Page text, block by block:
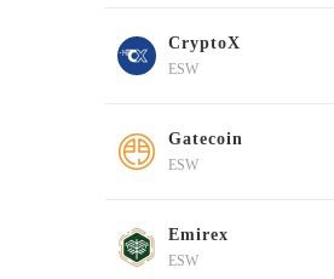
CryptoX
ESW
Gatecoin
ESW
Emirex
ESW